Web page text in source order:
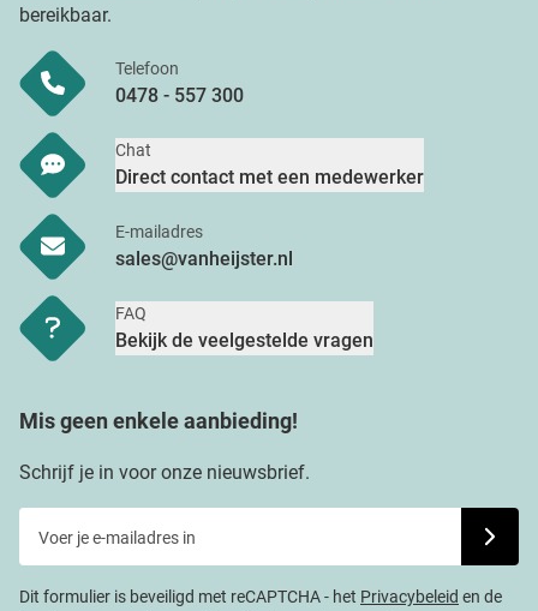
bereikbaar.
Telefoon
0478 - 557 300
Chat
Direct contact met een medewerker
E-mailadres
sales@vanheijster.nl
FAQ
Bekijk de veelgestelde vragen
Mis geen enkele aanbieding!
Schrijf je in voor onze nieuwsbrief.
Dit formulier is beveiligd met reCAPTCHA - het Privacybeleid en de